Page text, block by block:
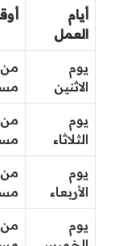
أيام
العمل
يوم
الاثنين
يوم
الثلاثاء
يوم
الأربعاء
يوم